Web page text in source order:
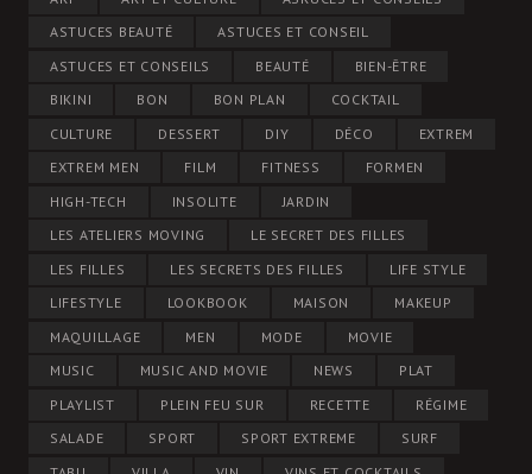
ASTUCES BEAUTÉ
ASTUCES ET CONSEIL
ASTUCES ET CONSEILS
BEAUTÉ
BIEN-ÊTRE
BIKINI
BON BON PLAN
COCKTAIL
CULTURE
DESSERT DIY DÉCO
EXTREM
EXTREM MEN
FILM FITNESS
FORMEN
HIGH-TECH
INSOLITE
JARDIN
LES ATELIERS MOVING
LE SECRET DES FILLES
LES FILLES
LES SECRETS DES FILLES
LIFE STYLE
LIFESTYLE
LOOKBOOK MAISON
MAKEUP
MAQUILLAGE
MEN MODE
MOVIE
MUSIC
MUSIC AND MOVIE NEWS
PLAT
PLAYLIST
PLEIN FEU SUR RECETTE
RÉGIME
SALADE
SPORT SPORT EXTREME
SURF